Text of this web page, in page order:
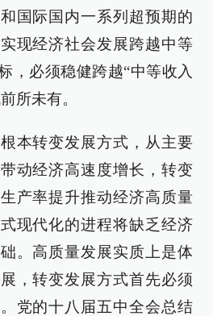
国际国内一系列超预期的
现经济社会发展跨越中等
，必须稳健跨越“中等收入
所未有。
本转变发展方式，从主要
动经济高速度增长，转变
产率提升推动经济高质量
现代化的进程将缺乏经济
。高质量发展实质上是体
，转变发展方式首先必须
党的十八届五中全会总结